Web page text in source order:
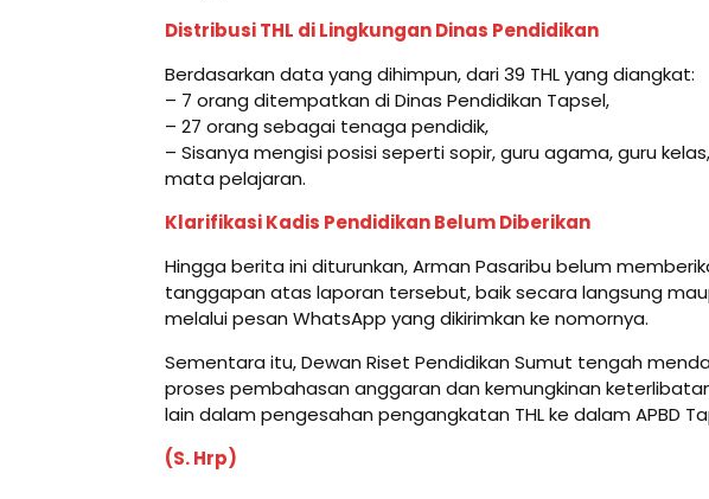
Distribusi THL di Lingkungan Dinas Pendidikan
Berdasarkan data yang dihimpun, dari 39 THL yang diangkat:
– 7 orang ditempatkan di Dinas Pendidikan Tapsel,
– 27 orang sebagai tenaga pendidik,
– Sisanya mengisi posisi seperti sopir, guru agama, guru
mata pelajaran.
Klarifikasi Kadis Pendidikan Belum Diberikan
Hingga berita ini diturunkan, Arman Pasaribu belum
tanggapan atas laporan tersebut, baik secara langsung
melalui pesan WhatsApp yang dikirimkan ke nomornya.
Sementara itu, Dewan Riset Pendidikan Sumut tengah
proses pembahasan anggaran dan kemungkinan
lain dalam pengesahan pengangkatan THL ke dalam APBD
(S. Hrp)